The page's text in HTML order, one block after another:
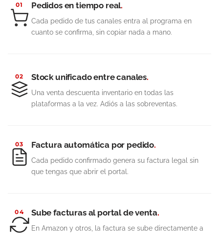
01 Pedidos en tiempo real.
Cada pedido de tus canales entra al programa en
cuanto se confirma, sin copiar nada a mano.
02 Stock unificado entre canales.
Una venta descuenta inventario en todas las
plataformas a la vez. Adiós a las sobreventas.
03 Factura automática por pedido.
Cada pedido confirmado genera su factura legal sin
que tengas que abrir el portal.
04 Sube facturas al portal de venta.
En Amazon y otros, la factura se sube directamente a